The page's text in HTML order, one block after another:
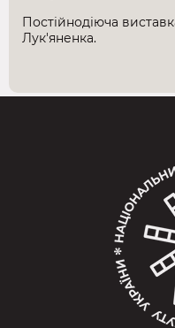
Постійнодіюча
Лук'яненка.